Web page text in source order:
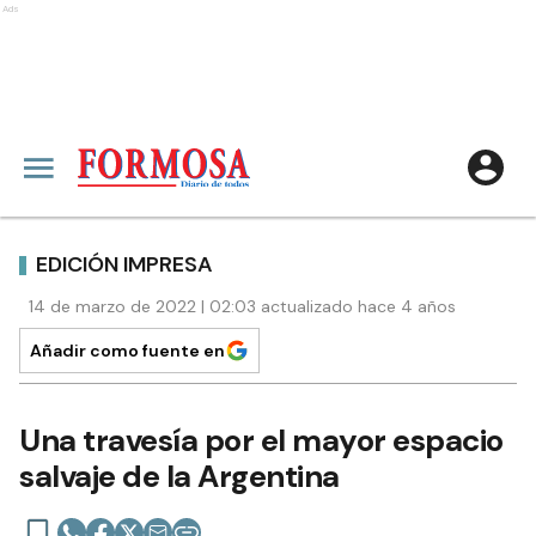
Ads
EDICIÓN IMPRESA
14 de marzo de 2022 | 02:03 actualizado hace 4 años
Añadir como fuente en
Una travesía por el mayor espacio
salvaje de la Argentina